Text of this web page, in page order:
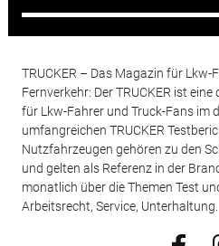
TRUCKER – Das Magazin für Lkw-
Fernverkehr: Der TRUCKER ist
für Lkw-Fahrer und Truck-Fans im
umfangreichen TRUCKER
Nutzfahrzeugen gehören zu den
und gelten als Referenz in der
monatlich über die Themen Test
Arbeitsrecht, Service, Unterhaltung.